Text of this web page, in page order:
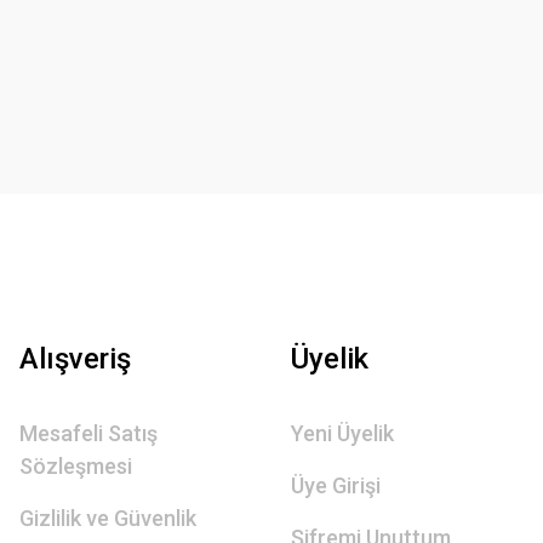
Alışveriş
Mesafeli Satış
Sözleşmesi
Gizlilik ve Güvenlik
Üyelik
Yeni Üyelik
Üye Girişi
Şifremi Unuttum